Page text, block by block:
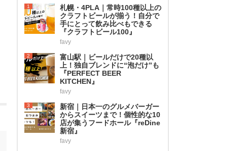
1
札幌・4PLA｜常時100種以上の
クラフトビールが揃う！自分で
手にとって飲み比べもできる
『クラフトビール100』
favy
2
富山駅｜ビールだけで20種以
上！独自ブレンドに“泡だけ”も
『PERFECT BEER
KITCHEN』
favy
3
新宿｜日本一のグルメバーガー
からスイーツまで！個性的な10
店が集うフードホール『reDine
新宿』
favy